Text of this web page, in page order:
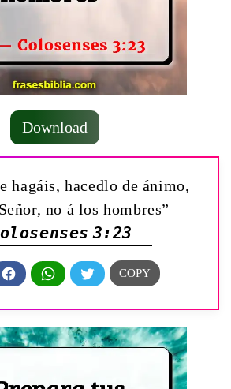
Download
hagáis, hacedlo de ánimo,
no á los hombres”
3:23